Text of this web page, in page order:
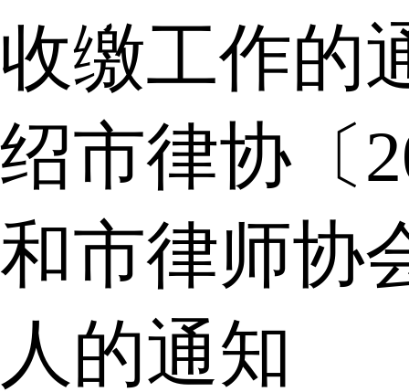
收缴工作的
绍市律协〔
和市律师协
人的通知